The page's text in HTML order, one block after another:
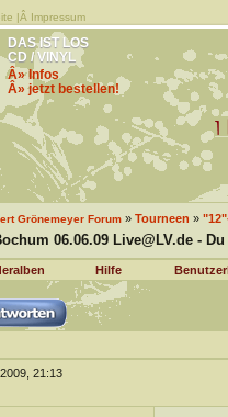
|Â Impressum
DAS IST LOS
CD / VINYL
Â» Infos
Â» jetzt bestellen!
Grönemeyer Forum» Tourneen »
06.06.09 Live@LV.de -
Hilfe
21:13